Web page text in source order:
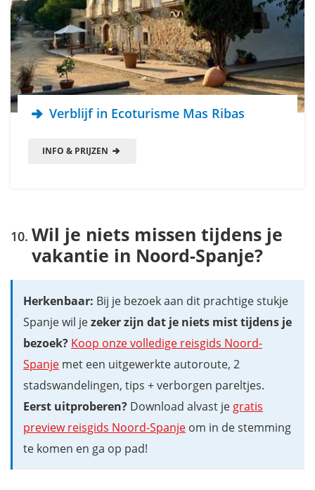
Verblijf in Ecoturisme Mas Ribas
INFO & PRIJZEN
Wil je niets missen tijdens je
vakantie in Noord-Spanje?
Herkenbaar: Bij je bezoek aan dit prachtige stukje
Spanje wil jezeker zijn dat je niets mist tijdens je
bezoek? Koop onze volledige reisgids Noord-
Spanje met een uitgewerkte autoroute, 2
stadswandelingen, tips + verborgen pareltjes.
Eerst uitproberen? Download alvast je gratis
preview reisgids Noord-Spanje om in de stemming
te komen en ga op pad!